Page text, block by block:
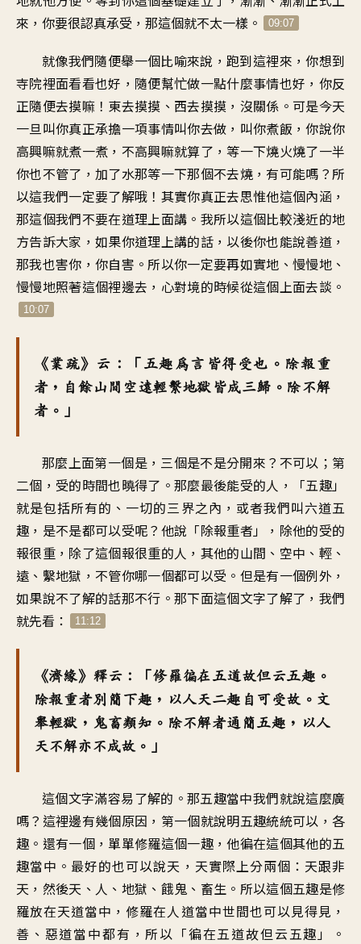
來，你要很認真承受，那這個就不太一樣。
09:07
就像我們隨便舉一個比喻來說，跑到這裡來，你想到
寺院裡面看看也好，隨便幫忙做一點什麼事情也好，你反
正隨便去摸嘛！東去摸摸、西去摸摸，沒關係。可是今天
一旦叫你真正承擔一項事情叫你去做，叫你煮飯，你說你
高興嘛就煮一煮，不高興嘛就算了，等一下燒火燒了一半
你也不管了，加了水那等一下那個不去燒，有可能嗎？所
以這我們一定要了解哦！其實你真正去思惟他這個內涵，
那這個我們不要在道理上面講。我所以這個比較淺近的地
方告訴大家，如果你道理上講的話，以後你也能說善道，
那我也害你，你自害。所以你一定要再如實地、慢慢地、
慢慢地照著這個裡邊去，心對境的時候從這個上面去談。
10:07
《業疏》云：「五趣為言皆得受也。除報重
者，自餘山間空遠輕繫地獄皆成三歸。除不解
者。」
那麼上面第一個是，三個是不是分開來？不可以；第
二個，受的時間也曉得了。那麼最後能受的人，「五趣」
就是包括所有的、一切的三界之內，或者我們叫六道五
趣，是不是都可以受呢？他說「除報重者」，除他的受的
報很重，除了這個報很重的人，其他的山間、空中、輕、
遠、繫地獄，不管你哪一個都可以受。但是有一個例外，
如果說不了解的話那不行。那下面這個文字了解了，我們
就先看：
11:12
《濟緣》釋云：「修羅徧在五道故但云五趣。
除報重者別簡下趣，以人天二趣自可受故。文
舉輕獄，鬼畜類知。除不解者通簡五趣，以人
天不解亦不成故。」
這個文字滿容易了解的。那五趣當中我們就說這麼廣
嗎？這裡邊有幾個原因，第一個就說明五趣統統可以，各
趣。還有一個，單單修羅這個一趣，他徧在這個其他的五
趣當中。最好的也可以說天，天實際上分兩個：天跟非
天，然後天、人、地獄、餓鬼、畜生。所以這個五趣是修
羅放在天道當中，修羅在人道當中世間也可以見得見，
善、惡道當中都有，所以「徧在五道故但云五趣」。